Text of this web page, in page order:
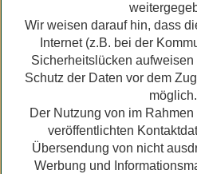
Wir weisen darauf hin, dass
Internet (z.B. bei der
Sicherheitslücken
Schutz der Daten vor dem
möglich.
Der Nutzung von im
veröffentlichten
Übersendung von nicht
Werbung und